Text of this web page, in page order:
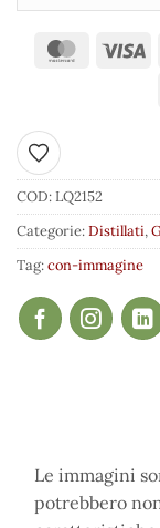
Aggiungi ai preferiti
COD:LQ2152
Categorie:Distillati,
Tag:con-immagine
Le immagini
potrebbero